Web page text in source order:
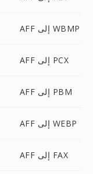
AFF إلى WBMP
AFF إلى PCX
AFF إلى PBM
AFF إلى WEBP
AFF إلى FAX